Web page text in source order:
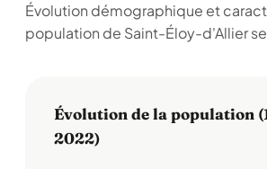
Évolution démographique et
population de Saint-Éloy-d'Allier
Évolution de la population
2022)